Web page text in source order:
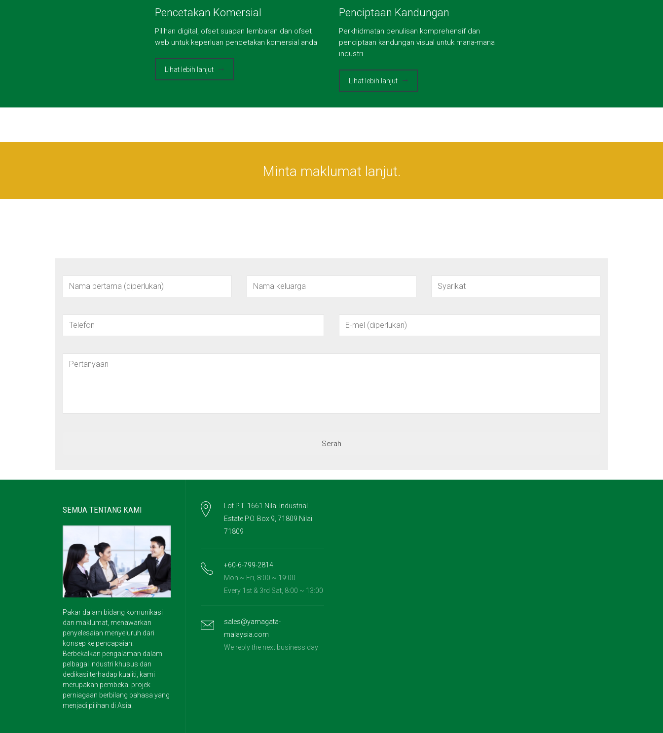
Pencetakan Komersial
Pilihan digital, ofset suapan lembaran dan ofset
web untuk keperluan pencetakan komersial anda
Lihat lebih lanjut
Penciptaan Kandungan
Perkhidmatan penulisan komprehensif dan
penciptaan kandungan visual untuk mana-mana
industri
Lihat lebih lanjut
Minta maklumat lanjut.
SEMUA TENTANG KAMI
Pakar dalam bidang komunikasi
dan maklumat, menawarkan
penyelesaian menyeluruh dari
konsep ke pencapaian.
Berbekalkan pengalaman dalam
pelbagai industri khusus dan
dedikasi terhadap kualiti, kami
merupakan pembekal projek
perniagaan berbilang bahasa yang
menjadi pilihan di Asia.
Lot P.T. 1661 Nilai Industrial
Estate P.O. Box 9, 71809 Nilai
71809
+60-6-799-2814
Mon ~ Fri, 8:00 ~ 19:00
Every 1st & 3rd Sat, 8:00 ~ 13:00
sales@yamagata-
malaysia.com
We reply the next business day